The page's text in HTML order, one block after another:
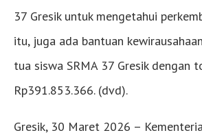
37 Gresik untuk mengetahui
itu, juga ada bantuan
tua siswa SRMA 37 Gresik dengan
Rp391.853.366. (dvd).
Gresik, 30 Maret 2026 –